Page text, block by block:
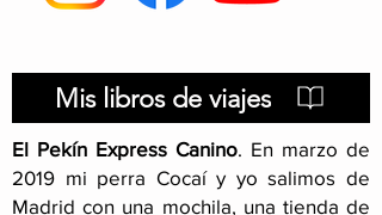
Mis libros de viajes
El Pekín Express Canino. En marzo de
2019 mi perra Cocaí y yo salimos de
Madrid con una mochila, una tienda de